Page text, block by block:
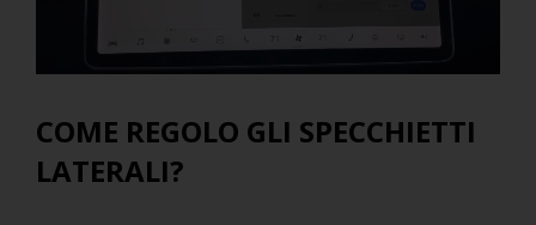
COME REGOLO GLI SPECCHIETTI
LATERALI?